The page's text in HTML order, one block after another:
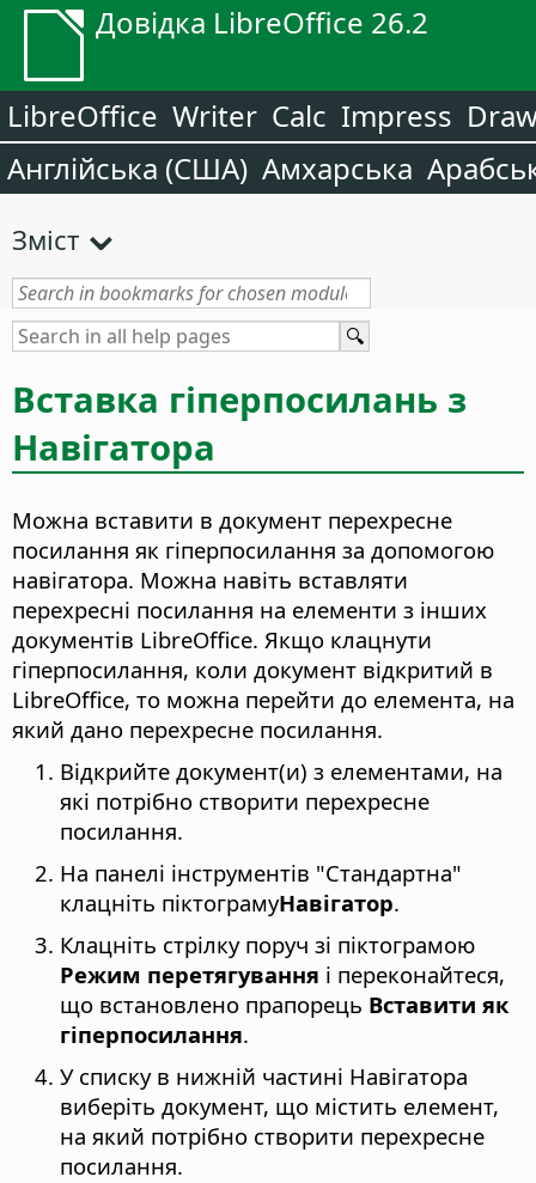
Довідка LibreOffice 26.2
LibreOffice Writer Calc Impress
Англійська (США) Амхарська
Зміст
Вставка гіперпосилань з
Навігатора
Можна вставити в документ перехресне
посилання як гіперпосилання за допомогою
навігатора. Можна навіть вставляти
перехресні посилання на елементи з інших
документів LibreOffice. Якщо клацнути
гіперпосилання, коли документ відкритий в
LibreOffice, то можна перейти до елемента, на
який дано перехресне посилання.
Відкрийте документ(и) з елементами, на
які потрібно створити перехресне
посилання.
На панелі інструментів "Стандартна"
клацніть піктограмуНавігатор.
Клацніть стрілку поруч зі піктограмою
Режим перетягування і переконайтеся,
що встановлено прапорець Вставити як
гіперпосилання.
У списку в нижній частині Навігатора
виберіть документ, що містить елемент,
на який потрібно створити перехресне
посилання.